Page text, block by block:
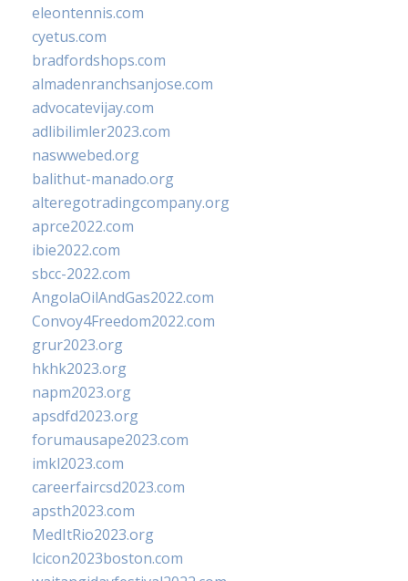
eleontennis.com
cyetus.com
bradfordshops.com
almadenranchsanjose.com
advocatevijay.com
adlibilimler2023.com
naswwebed.org
balithut-manado.org
alteregotradingcompany.org
aprce2022.com
ibie2022.com
sbcc-2022.com
AngolaOilAndGas2022.com
Convoy4Freedom2022.com
grur2023.org
hkhk2023.org
napm2023.org
apsdfd2023.org
forumausape2023.com
imkl2023.com
careerfaircsd2023.com
apsth2023.com
MedItRio2023.org
lcicon2023boston.com